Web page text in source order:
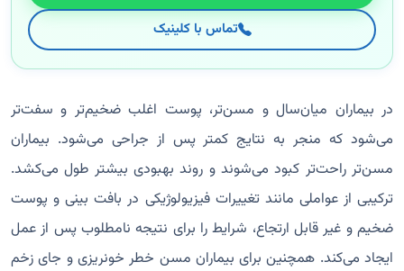
تماس با کلینیک
در بیماران میان‌سال و مسن‌تر، پوست اغلب ضخیم‌تر و سفت‌تر
می‌شود که منجر به نتایج کمتر پس از جراحی می‌شود. بیماران
مسن‌تر راحت‌تر کبود می‌شوند و روند بهبودی بیشتر طول می‌کشد.
ترکیبی از عواملی مانند تغییرات فیزیولوژیکی در بافت بینی و پوست
ضخیم و غیر قابل ارتجاع، شرایط را برای نتیجه نامطلوب پس از عمل
ایجاد می‌کند. همچنین برای بیماران مسن خطر خونریزی و جای زخم